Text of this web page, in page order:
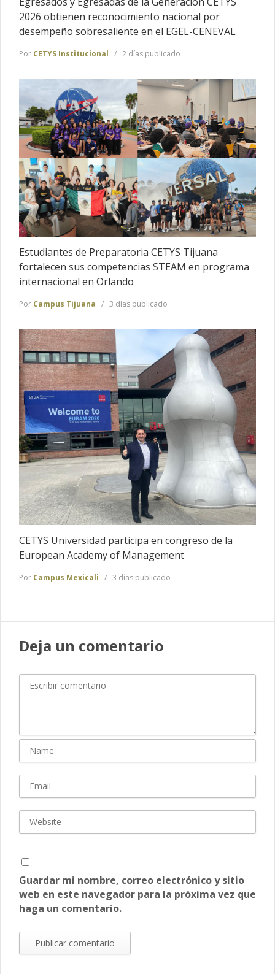
2026 obtienen reconocimiento nacional por
desempeño sobresaliente en el EGEL-CENEVAL
Por CETYS Institucional 2 días publicado
Estudiantes de Preparatoria CETYS Tijuana
fortalecen sus competencias STEAM en programa
internacional en Orlando
Por Campus Tijuana 3 días publicado
CETYS Universidad participa en congreso de la
European Academy of Management
Por Campus Mexicali 3 días publicado
Deja un comentario
Guardar mi nombre, correo electrónico y sitio
web en este navegador para la próxima vez que
haga un comentario.